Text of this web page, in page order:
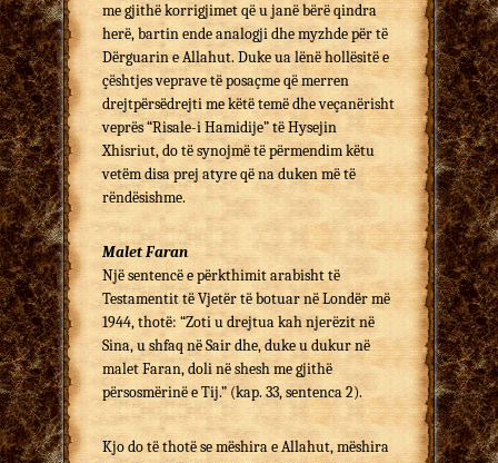
me gjithë korrigjimet që u janë bërë qindra
herë, bartin ende analogji dhe myzhde për të
Dërguarin e Allahut. Duke ua lënë hollësitë e
çështjes veprave të posaçme që merren
drejtpërsëdrejti me këtë temë dhe veçanërisht
veprës “Risale-i Hamidije” të Hysejin
Xhisriut, do të synojmë të përmendim këtu
vetëm disa prej atyre që na duken më të
rëndësishme.
Malet Faran
Një sentencë e përkthimit arabisht të
Testamentit të Vjetër të botuar në Londër më
1944, thotë: “Zoti u drejtua kah njerëzit në
Sina, u shfaq në Sair dhe, duke u dukur në
malet Faran, doli në shesh me gjithë
përsosmërinë e Tij.” (kap. 33, sentenca 2).
Kjo do të thotë se mëshira e Allahut, mëshira